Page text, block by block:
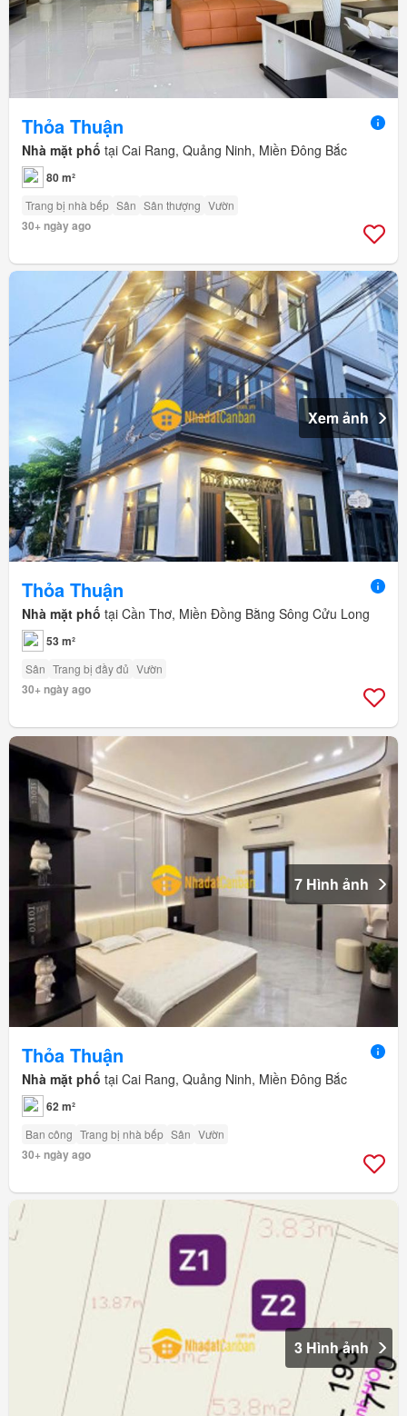
Thỏa Thuận
Nhà mặt phố tại Cai Rang, Quảng Ninh, Miền Đông Bắc
80 m²
Trang bị nhà bếp Sân Sân thượng Vườn
30+ ngày ago
Xem ảnh
Thỏa Thuận
Nhà mặt phố tại Cần Thơ, Miền Đồng Bằng Sông Cửu Long
53 m²
Sân Trang bị đầy đủ Vườn
30+ ngày ago
7 Hình ảnh
Thỏa Thuận
Nhà mặt phố tại Cai Rang, Quảng Ninh, Miền Đông Bắc
62 m²
Ban công Trang bị nhà bếp Sân Vườn
30+ ngày ago
3 Hình ảnh